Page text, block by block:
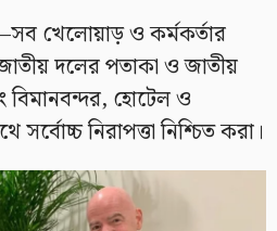
খেলোয়াড় ও কর্মকর্তার
দলের পতাকা ও জাতীয়
বিমানবন্দর, হোটেল ও
সর্বোচ্চ নিরাপত্তা নিশ্চিত করা।